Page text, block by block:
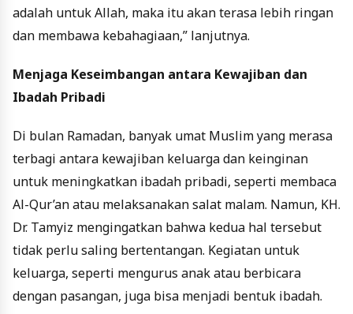
adalah untuk Allah, maka itu akan terasa lebih ringan
dan membawa kebahagiaan,” lanjutnya.
Menjaga Keseimbangan antara Kewajiban dan
Ibadah Pribadi
Di bulan Ramadan, banyak umat Muslim yang merasa
terbagi antara kewajiban keluarga dan keinginan
untuk meningkatkan ibadah pribadi, seperti membaca
Al-Qur’an atau melaksanakan salat malam. Namun, KH.
Dr. Tamyiz mengingatkan bahwa kedua hal tersebut
tidak perlu saling bertentangan. Kegiatan untuk
keluarga, seperti mengurus anak atau berbicara
dengan pasangan, juga bisa menjadi bentuk ibadah.